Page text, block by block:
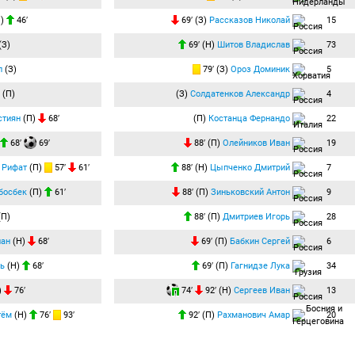
46′
(З)
(П)
(П) 68′
68′ 69′
(П) 57′ 61′
(П) 61′
(Н) 68′
(Н) 68′
76′
(Н) 76′ 93′
69′ (З) Рассказов Николай 15
69′ (Н) Шитов Владислав 73
79′ (З) Ороз Доминик 5
(З) Солдатенков Александр 4
(П) Костанца Фернандо 22
88′ (П) Олейников Иван 19
88′ (Н) Цыпченко Дмитрий 7
88′ (П) Зиньковский Антон 9
88′ (П) Дмитриев Игорь 28
69′ (П) Бабкин Сергей 6
69′ (П) Гагнидзе Лука 34
74′ 92′ (Н) Сергеев Иван 13
92′ (П) Рахманович Амар 20